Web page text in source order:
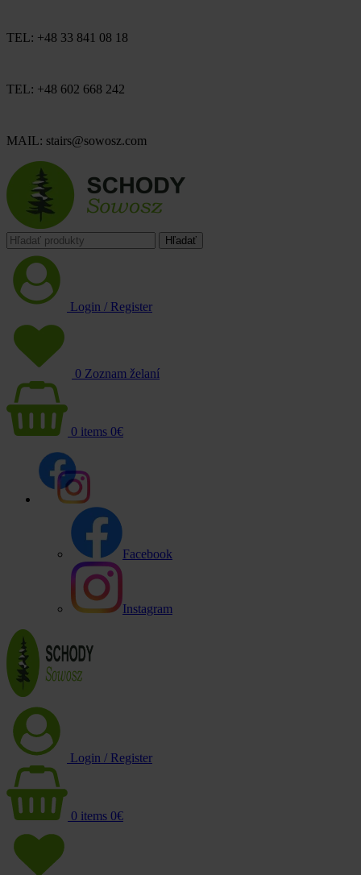
TEL: +48 33 841 08 18
TEL: +48 602 668 242
MAIL: stairs@sowosz.com
Hľadať
Login / Register
0 Zoznam želaní
0 items 0€
Facebook
Instagram
Login / Register
0 items 0€